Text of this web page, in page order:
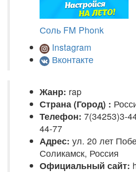
Соль FM Phonk
Instagram
Вконтакте
Жанр: rap
Страна (Город) :
Телефон: 7(34253)3-
44-77
Адрес: ул. 20 лет
Соликамск, Россия
Официальный сайт: